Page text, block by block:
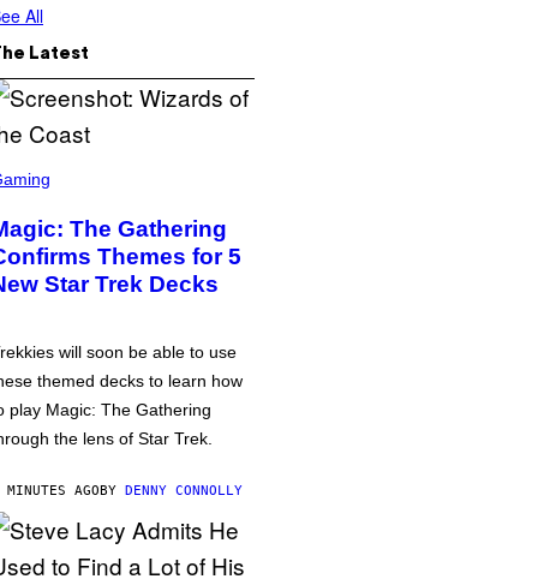
All
Latest
The Gathering
Themes for 5
Star Trek Decks
will soon be able to use
themed decks to learn how
play Magic: The Gathering
the lens of Star Trek.
AGOBY DENNY CONNOLLY